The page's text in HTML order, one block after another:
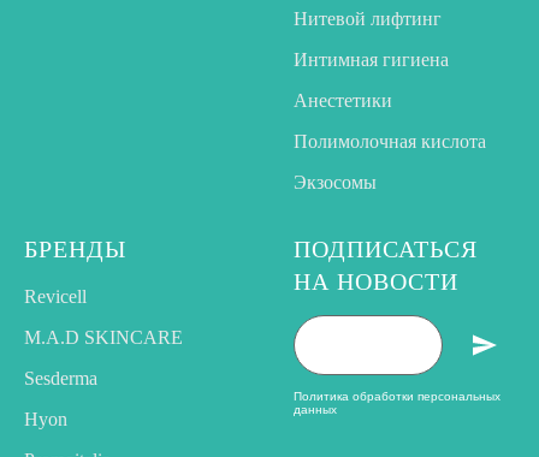
Нитевой лифтинг
Интимная гигиена
Анестетики
Полимолочная кислота
Экзосомы
БРЕНДЫ
Revicell
M.A.D SKINCARE
Sesderma
Hyon
ПОДПИСАТЬСЯ
НА НОВОСТИ
Политика обработки персональных
данных